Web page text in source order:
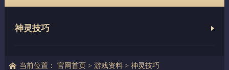
神灵技巧
当前位置： 官网首页 > 游戏资料 > 神灵技巧